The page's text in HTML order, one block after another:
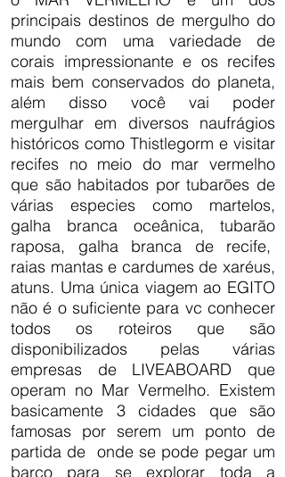
principais destinos de mergulho do
mundo com uma variedade de
corais impressionante e os recifes
mais bem conservados do planeta,
além disso você vai poder
mergulhar em diversos naufrágios
históricos como Thistlegorm e visitar
recifes no meio do mar vermelho
que são habitados por tubarões de
várias especies como martelos,
galha branca oceânica, tubarão
raposa, galha branca de recife,
raias mantas e cardumes de xaréus,
atuns. Uma única viagem ao EGITO
não é o suficiente para vc conhecer
todos os roteiros que são
disponibilizados pelas várias
empresas de LIVEABOARD que
operam no Mar Vermelho. Existem
basicamente 3 cidades que são
famosas por serem um ponto de
partida de onde se pode pegar um
barco para se explorar toda a